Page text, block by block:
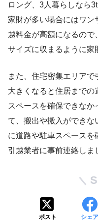
ロング、3人暮らしなら
家財が多い場合にはワン
越料金が高額になるの
サイズに収まるように家
また、住宅密集エリア
大きくなると住居まで
スペースを確保できな
て、搬出や搬入ができ
に道路や駐車スペースを
引越業者に事前連絡しま
ポスト シェア